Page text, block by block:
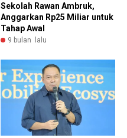
Sekolah Rawan Ambruk,
Anggarkan Rp25 Miliar untuk
Tahap Awal
9 bulan lalu